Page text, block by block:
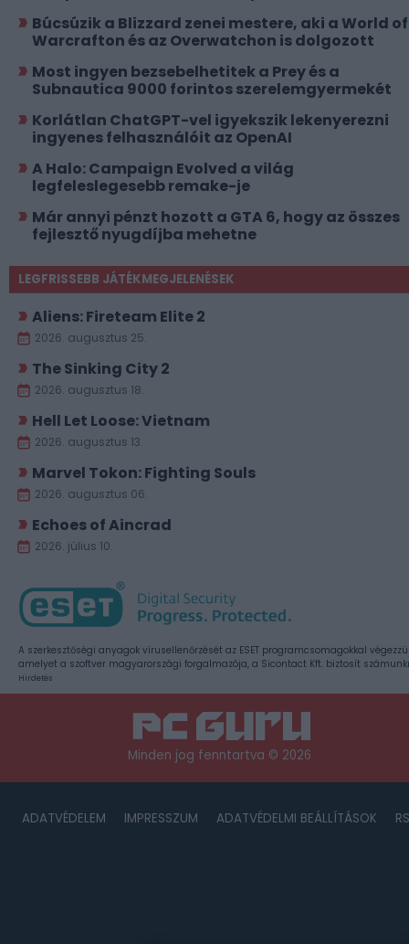
Búcsúzik a Blizzard zenei mestere, aki a World of
Warcrafton és az Overwatchon is dolgozott
Most ingyen bezsebelhetitek a Prey és a
Subnautica 9000 forintos szerelemgyermekét
Korlátlan ChatGPT-vel igyekszik lekenyerezni
ingyenes felhasználóit az OpenAI
A Halo: Campaign Evolved a világ
legfeleslegesebb remake-je
Már annyi pénzt hozott a GTA 6, hogy az összes
fejlesztő nyugdíjba mehetne
LEGFRISSEBB JÁTÉKMEGJELENÉSEK
Aliens: Fireteam Elite 2
2026. augusztus 25.
The Sinking City 2
2026. augusztus 18.
Hell Let Loose: Vietnam
2026. augusztus 13.
Marvel Tokon: Fighting Souls
2026. augusztus 06.
Echoes of Aincrad
2026. július 10.
A szerkesztőségi anyagok vírusellenőrzését az ESET programcsomagokkal
amelyet a szoftver magyarországi forgalmazója, a Sicontact Kft. biztosít
Hirdetés
Minden jog fenntartva © 2026
ADATVÉDELEM IMPRESSZUM ADATVÉDELMI BEÁLLÍTÁSOK